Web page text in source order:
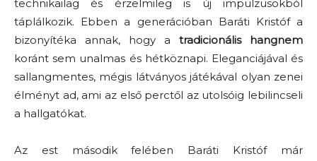
technikailag és érzelmileg is új impulzusokból
táplálkozik. Ebben a generációban Baráti Kristóf a
bizonyítéka annak, hogy a tradicionális hangnem
koránt sem unalmas és hétköznapi. Eleganciájával és
sallangmentes, mégis látványos játékával olyan zenei
élményt ad, ami az első perctől az utolsóig lebilincseli
a hallgatókat.
Az est második felében Baráti Kristóf már